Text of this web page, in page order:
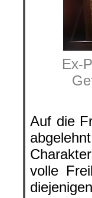
Ex-
Auf die
volle